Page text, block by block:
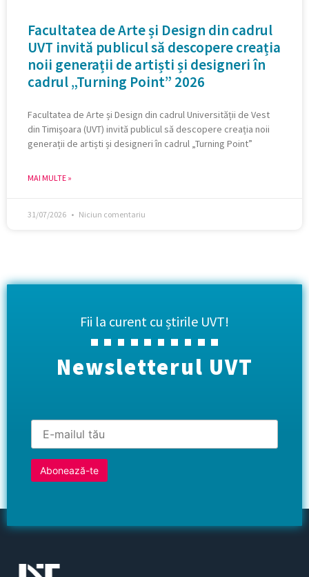
Facultatea de Arte și Design din cadrul
UVT invită publicul să descopere creația
noii generații de artiști și designeri în
cadrul „Turning Point” 2026
Facultatea de Arte și Design din cadrul Universității de Vest
din Timișoara (UVT) invită publicul să descopere creația noii
generații de artiști și designeri în cadrul „Turning Point”
MAI MULTE »
31/07/2026 Niciun comentariu
Fii la curent cu știrile UVT!
Newsletterul UVT